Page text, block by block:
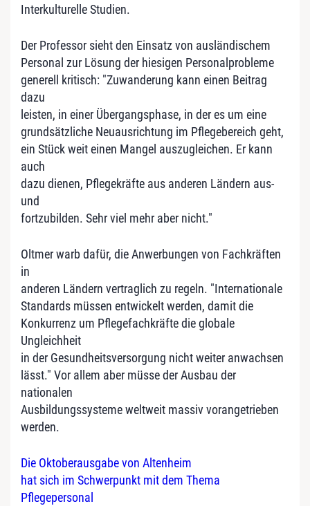
Interkulturelle Studien.
Der Professor sieht den Einsatz von ausländischem
Personal zur Lösung der hiesigen Personalprobleme
generell kritisch: "Zuwanderung kann einen Beitrag
dazu
leisten, in einer Übergangsphase, in der es um eine
grundsätzliche Neuausrichtung im Pflegebereich geht,
ein Stück weit einen Mangel auszugleichen. Er kann
auch
dazu dienen, Pflegekräfte aus anderen Ländern aus-
und
fortzubilden. Sehr viel mehr aber nicht."
Oltmer warb dafür, die Anwerbungen von Fachkräften
in
anderen Ländern vertraglich zu regeln. "Internationale
Standards müssen entwickelt werden, damit die
Konkurrenz um Pflegefachkräfte die globale
Ungleichheit
in der Gesundheitsversorgung nicht weiter anwachsen
lässt." Vor allem aber müsse der Ausbau der
nationalen
Ausbildungssysteme weltweit massiv vorangetrieben
werden.
Die Oktoberausgabe von Altenheim
hat sich im Schwerpunkt mit dem Thema
Pflegepersonal